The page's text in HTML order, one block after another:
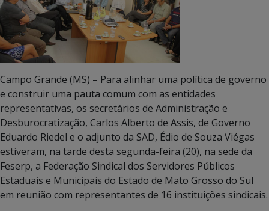
Campo Grande (MS) – Para alinhar uma política de governo
e construir uma pauta comum com as entidades
representativas, os secretários de Administração e
Desburocratização, Carlos Alberto de Assis, de Governo
Eduardo Riedel e o adjunto da SAD, Édio de Souza Viégas
estiveram, na tarde desta segunda-feira (20), na sede da
Feserp, a Federação Sindical dos Servidores Públicos
Estaduais e Municipais do Estado de Mato Grosso do Sul
em reunião com representantes de 16 instituições sindicais.